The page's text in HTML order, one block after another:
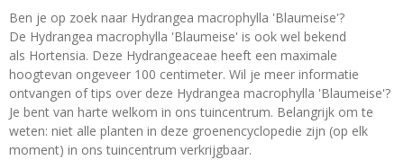
Ben je op zoek naar Hydrangea macrophylla 'Blaumeise'?
De Hydrangea macrophylla 'Blaumeise' is ook wel bekend
als Hortensia. Deze Hydrangeaceae heeft een maximale
hoogtevan ongeveer 100 centimeter. Wil je meer informatie
ontvangen of tips over deze Hydrangea macrophylla 'Blaumeise'?
Je bent van harte welkom in ons tuincentrum. Belangrijk om te
weten: niet alle planten in deze groenencyclopedie zijn (op elk
moment) in ons tuincentrum verkrijgbaar.